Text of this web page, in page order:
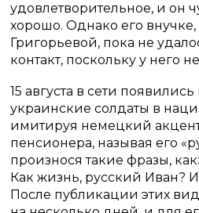
удовлетворительное, и он
хорошо. Однако его
Григорьевой, пока не
контакт, поскольку у него
15 августа в сети
украинские солдаты в
имитируя немецкий
пенсионера, называя его
произнося такие фразы,
Как жизнь, русский Иван?
После публикации этих